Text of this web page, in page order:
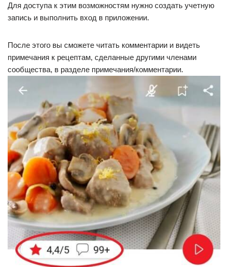
Для доступа к этим возможностям нужно создать учетную
запись и выполнить вход в приложении.
После этого вы сможете читать комментарии и видеть
примечания к рецептам, сделанные другими членами
сообщества, в разделе примечания/комментарии.